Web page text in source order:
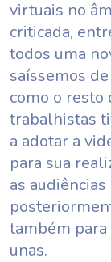
virtuais no
criticada,
todos uma
saíssemos
como o resto
trabalhistas
a adotar a
para sua
as
também para
unas.